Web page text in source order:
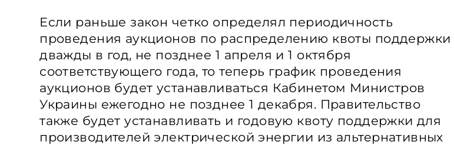
Если раньше закон четко определял периодичность
проведения аукционов по распределению квоты поддержки
дважды в год, не позднее 1 апреля и 1 октября
соответствующего года, то теперь график проведения
аукционов будет устанавливаться Кабинетом Министров
Украины ежегодно не позднее 1 декабря. Правительство
также будет устанавливать и годовую квоту поддержки для
производителей электрической энергии из альтернативных